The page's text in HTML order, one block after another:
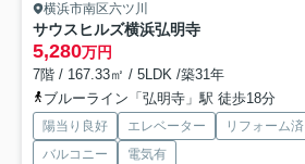
横浜市南区六ツ川
サウスヒルズ横浜弘明寺
5,280万円
7階 / 167.33㎡ / 5LDK /築31年
ブルーライン「弘明寺」駅 徒歩18分
陽当り良好 エレベーター リフォーム済
バルコニー
電気有